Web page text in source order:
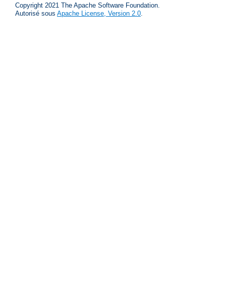
Copyright 2021 The Apache Software Foundation.
Autorisé sous Apache License, Version 2.0